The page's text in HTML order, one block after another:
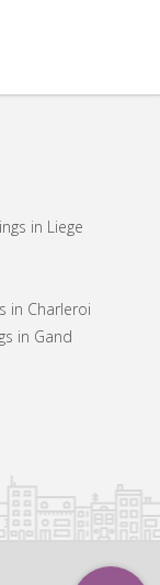
in Liege
in Charleroi
in Gand